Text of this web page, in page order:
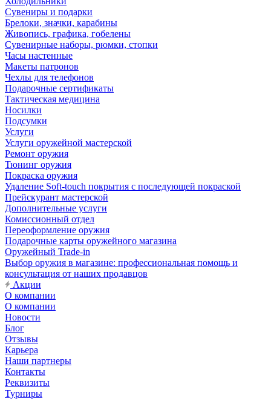
Сувениры и подарки
Брелоки, значки, карабины
Живопись, графика, гобелены
Сувенирные наборы, рюмки, стопки
Часы настенные
Макеты патронов
Чехлы для телефонов
Подарочные сертификаты
Тактическая медицина
Носилки
Подсумки
Услуги
Услуги оружейной мастерской
Ремонт оружия
Тюнинг оружия
Покраска оружия
Удаление Soft-touch покрытия с последующей покраской
Прейскурант мастерской
Дополнительные услуги
Комиссионный отдел
Переоформление оружия
Подарочные карты оружейного магазина
Оружейный Trade-in
Выбор оружия в магазине: профессиональная помощь и
консультация от наших продавцов
Акции
О компании
О компании
Новости
Блог
Отзывы
Карьера
Наши партнеры
Контакты
Реквизиты
Турниры